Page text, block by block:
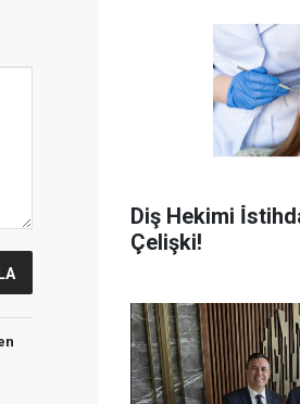
Diş Hekimi
Çelişki!